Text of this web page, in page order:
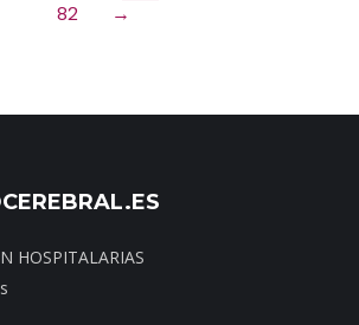
82
→
HOSPITALARIAS